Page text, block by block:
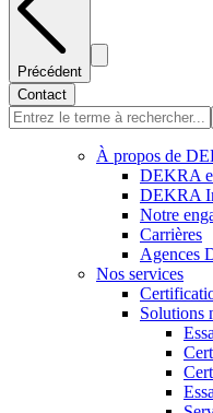
Précédent
Contact
À propos de
DEKRA
DEKRA
Notre
Carrières
Agences
Nos services
Solutions